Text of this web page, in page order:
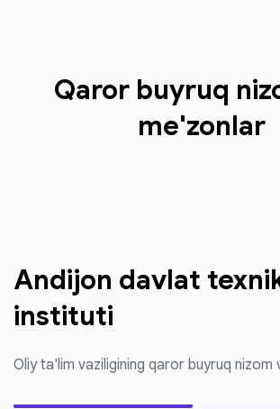
Qaror buyruq
me'zonlar
Andijon davlat
instituti
Oliy ta'lim vaziligining qaror buyruq nizom